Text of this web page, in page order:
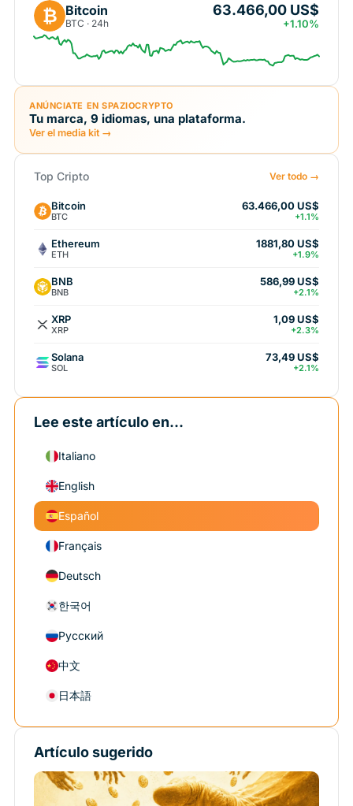
₿ Bitcoin
BTC · 24h
63.466,00 US$
+1.10%
ANÚNCIATE EN SPAZIOCRYPTO
Tu marca, 9 idiomas, una plataforma.
Ver el media kit →
Top Cripto Ver todo →
Bitcoin
BTC
63.466,00 US$
+1.1%
Ethereum
ETH
1881,80 US$
+1.9%
BNB
BNB
586,99 US$
+2.1%
XRP
XRP
1,09 US$
+2.3%
Solana
SOL
73,49 US$
+2.1%
Lee este artículo en...
Italiano
English
Español
Français
Deutsch
한국어
Русский
中文
日本語
Artículo sugerido